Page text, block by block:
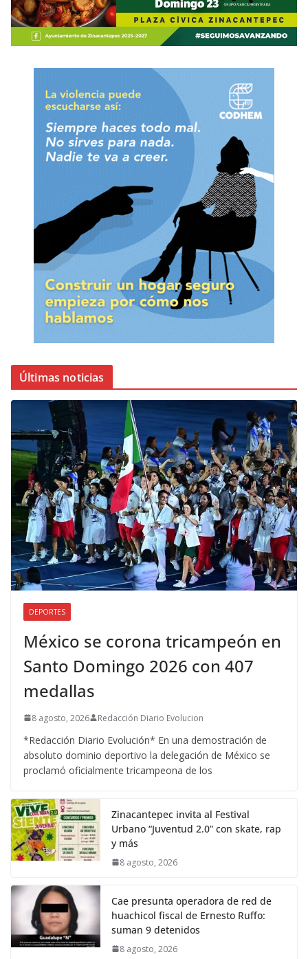
Últimas noticias
DEPORTES
México se corona tricampeón en
Santo Domingo 2026 con 407
medallas
8 agosto, 2026 Redacción Diario Evolucion
*Redacción Diario Evolución* En una demostración de
absoluto dominio deportivo la delegación de México se
proclamó oficialmente tricampeona de los
Zinacantepec invita al Festival
Urbano “Juventud 2.0” con skate, rap
y más
8 agosto, 2026
Cae presunta operadora de red de
huachicol fiscal de Ernesto Ruffo:
suman 9 detenidos
8 agosto, 2026